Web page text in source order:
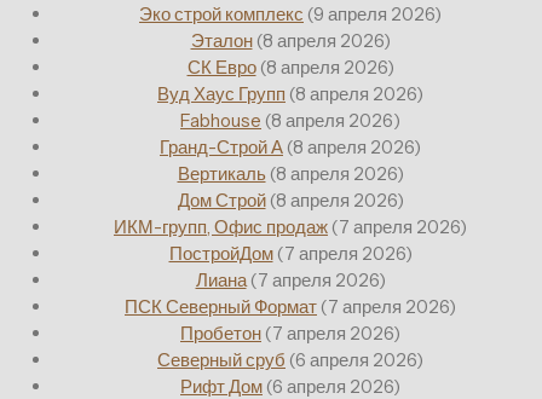
Эко строй комплекс (9 апреля 2026)
Эталон (8 апреля 2026)
СК Евро (8 апреля 2026)
Вуд Хаус Групп (8 апреля 2026)
Fabhouse (8 апреля 2026)
Гранд-Строй А (8 апреля 2026)
Вертикаль (8 апреля 2026)
Дом Строй (8 апреля 2026)
ИКМ-групп, Офис продаж (7 апреля 2026)
ПостройДом (7 апреля 2026)
Лиана (7 апреля 2026)
ПСК Северный Формат (7 апреля 2026)
Пробетон (7 апреля 2026)
Северный сруб (6 апреля 2026)
Рифт Дом (6 апреля 2026)